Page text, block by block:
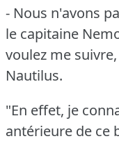
- Nous n'avons
le capitaine
voulez me
Nautilus.
"En effet, je
antérieure de ce